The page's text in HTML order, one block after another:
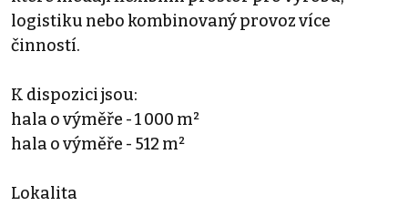
logistiku nebo kombinovaný provoz více
činností.
K dispozici jsou:
hala o výměře - 1 000 m²
hala o výměře - 512 m²
Lokalita